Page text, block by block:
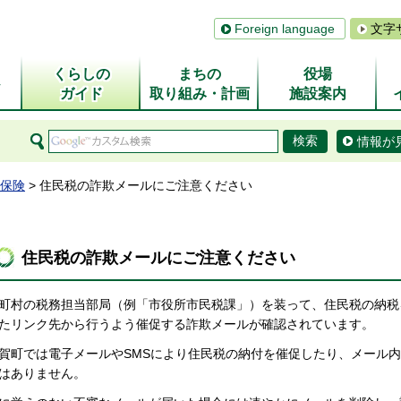
Foreign language 文字
くらしの
ガイド
まちの
取り組み・計画
役場
施設案内
情報が
険 > 住民税の詐欺メールにご注意ください
住民税の詐欺メールにご注意ください
村の税務担当部局（例「市役所市民税課」）を装って、住民税の納
リンク先から行うよう催促する詐欺メールが確認されています。
町では電子メールやSMSにより住民税の納付を催促したり、メール
ありません。